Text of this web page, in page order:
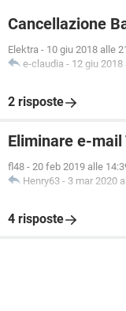
Cancellazione
Elektra - 10 giu 2018 alle
e-claudia - 12 giu 2018
2 risposte
Eliminare e-
fl48 - 20 feb 2019 alle
Henry63 - 3 mar 2020
4 risposte